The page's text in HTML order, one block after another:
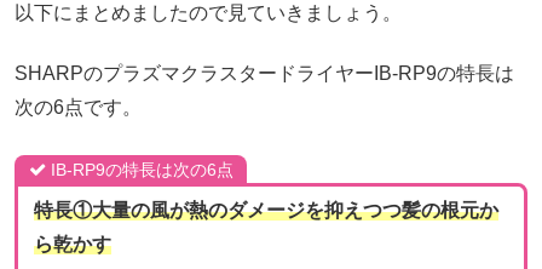
以下にまとめましたので見ていきましょう。
SHARPのプラズマクラスタードライヤーIB-RP9の特長は
次の6点です。
IB-RP9の特長は次の6点
特長①大量の風が熱のダメージを抑えつつ髪の根元か
ら乾かす